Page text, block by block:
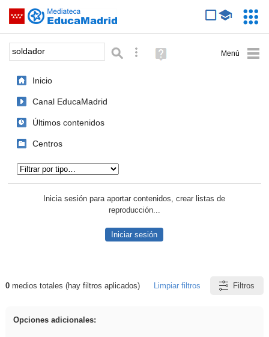
Saltar navegación
Palabra o frase: Búsqueda avanzada
Ayuda
(en
Inicio
Canal EducaMadrid
Últimos contenidos
Centros
Inicia sesión para aportar contenidos, crear listas de
reproducción...
Iniciar sesión
Resultados de: soldador
0medios totales (hay filtros aplicados) Limpiar filtros Filtros
Opciones adicionales: